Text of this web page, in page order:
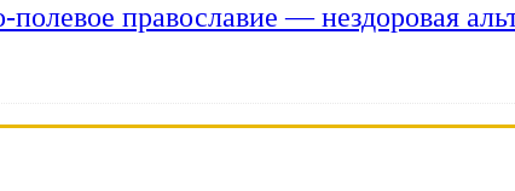
православие — нездоровая